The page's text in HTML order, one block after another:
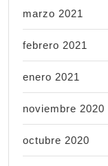
marzo 2021
febrero 2021
enero 2021
noviembre 2020
octubre 2020